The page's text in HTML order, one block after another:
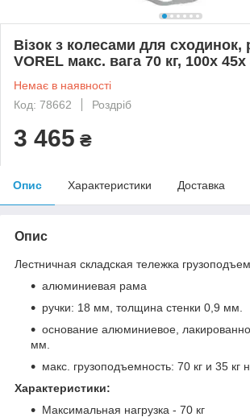
Візок з колесами для сходинок,
VOREL макс. вага 70 кг, 100х
Немає в наявності
Код: 78662
Роздріб
3 465 ₴
Опис Характеристики Доставка
Опис
Лестничная складская тележка
алюминиевая рама
ручки: 18 мм, толщина стенки 0,9 мм.
основание алюминиевое,
мм.
макс. грузоподъемность: 70 кг и 35 кг
Характеристики:
Максимальная нагрузка - 70 кг